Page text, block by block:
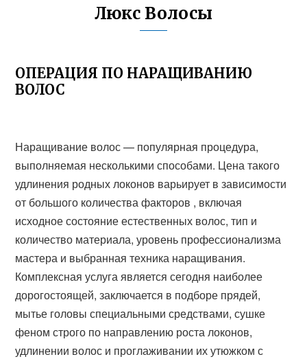
Люкс Волосы
ОПЕРАЦИЯ ПО НАРАЩИВАНИЮ
ВОЛОС
Наращивание волос — популярная процедура,
выполняемая несколькими способами. Цена такого
удлинения родных локонов варьирует в зависимости
от большого количества факторов , включая
исходное состояние естественных волос, тип и
количество материала, уровень профессионализма
мастера и выбранная техника наращивания.
Комплексная услуга является сегодня наиболее
дорогостоящей, заключается в подборе прядей,
мытье головы специальными средствами, сушке
феном строго по направлению роста локонов,
удлинении волос и проглаживании их утюжком с